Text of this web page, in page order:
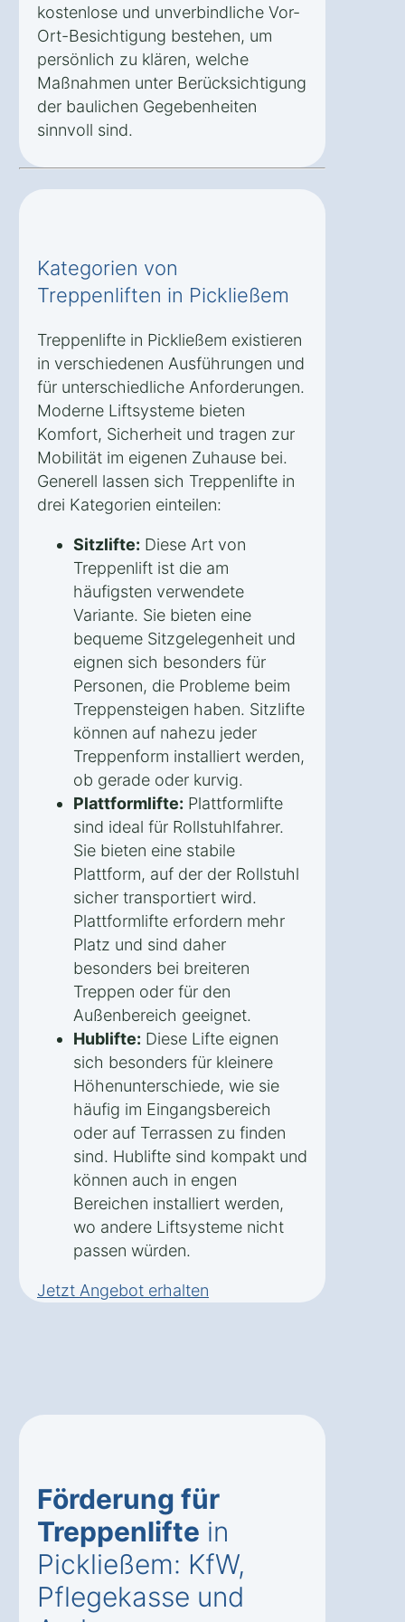
kostenlose und unverbindliche Vor-
Ort-Besichtigung bestehen, um
persönlich zu klären, welche
Maßnahmen unter Berücksichtigung
der baulichen Gegebenheiten
sinnvoll sind.
Kategorien von
Treppenliften in Pickließem
Treppenlifte in Pickließem existieren
in verschiedenen Ausführungen und
für unterschiedliche Anforderungen.
Moderne Liftsysteme bieten
Komfort, Sicherheit und tragen zur
Mobilität im eigenen Zuhause bei.
Generell lassen sich Treppenlifte in
drei Kategorien einteilen:
Sitzlifte: Diese Art von
Treppenlift ist die am
häufigsten verwendete
Variante. Sie bieten eine
bequeme Sitzgelegenheit und
eignen sich besonders für
Personen, die Probleme beim
Treppensteigen haben. Sitzlifte
können auf nahezu jeder
Treppenform installiert werden,
ob gerade oder kurvig.
Plattformlifte: Plattformlifte
sind ideal für Rollstuhlfahrer.
Sie bieten eine stabile
Plattform, auf der der Rollstuhl
sicher transportiert wird.
Plattformlifte erfordern mehr
Platz und sind daher
besonders bei breiteren
Treppen oder für den
Außenbereich geeignet.
Hublifte: Diese Lifte eignen
sich besonders für kleinere
Höhenunterschiede, wie sie
häufig im Eingangsbereich
oder auf Terrassen zu finden
sind. Hublifte sind kompakt und
können auch in engen
Bereichen installiert werden,
wo andere Liftsysteme nicht
passen würden.
Jetzt Angebot erhalten
Förderung für
Treppenlifte in
Pickließem: KfW,
Pflegekasse und